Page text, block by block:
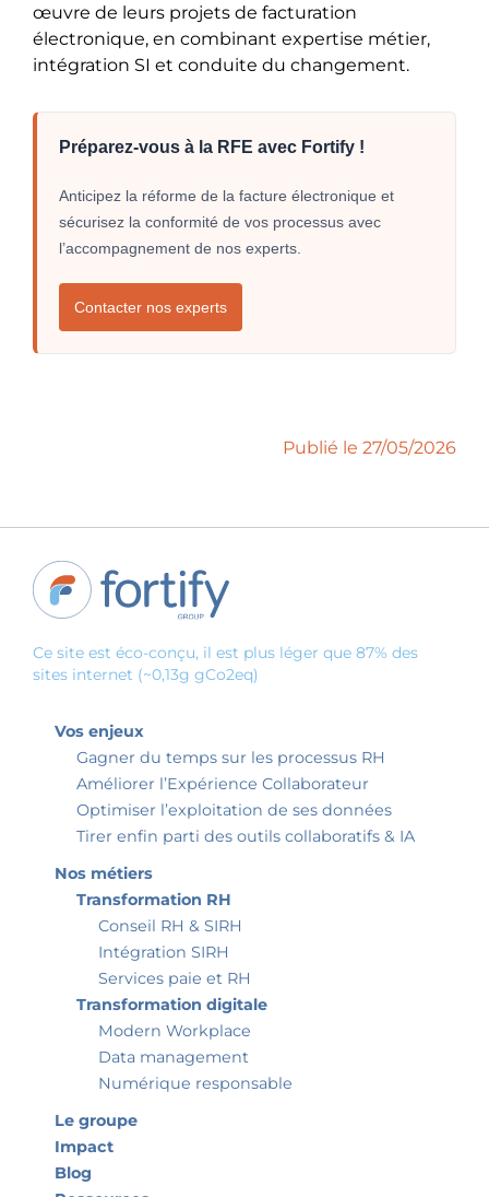
œuvre de leurs projets de facturation
électronique, en combinant expertise métier,
intégration SI et conduite du changement.
Préparez-vous à la RFE avec Fortify !
Anticipez la réforme de la facture électronique et
sécurisez la conformité de vos processus avec
l’accompagnement de nos experts.
Contacter nos experts
Publié le 27/05/2026
Ce site est éco-conçu, il est plus léger que 87% des
sites internet (~0,13g gCo2eq)
Vos enjeux
Gagner du temps sur les processus RH
Améliorer l’Expérience Collaborateur
Optimiser l’exploitation de ses données
Tirer enfin parti des outils collaboratifs & IA
Nos métiers
Transformation RH
Conseil RH & SIRH
Intégration SIRH
Services paie et RH
Transformation digitale
Modern Workplace
Data management
Numérique responsable
Le groupe
Impact
Blog